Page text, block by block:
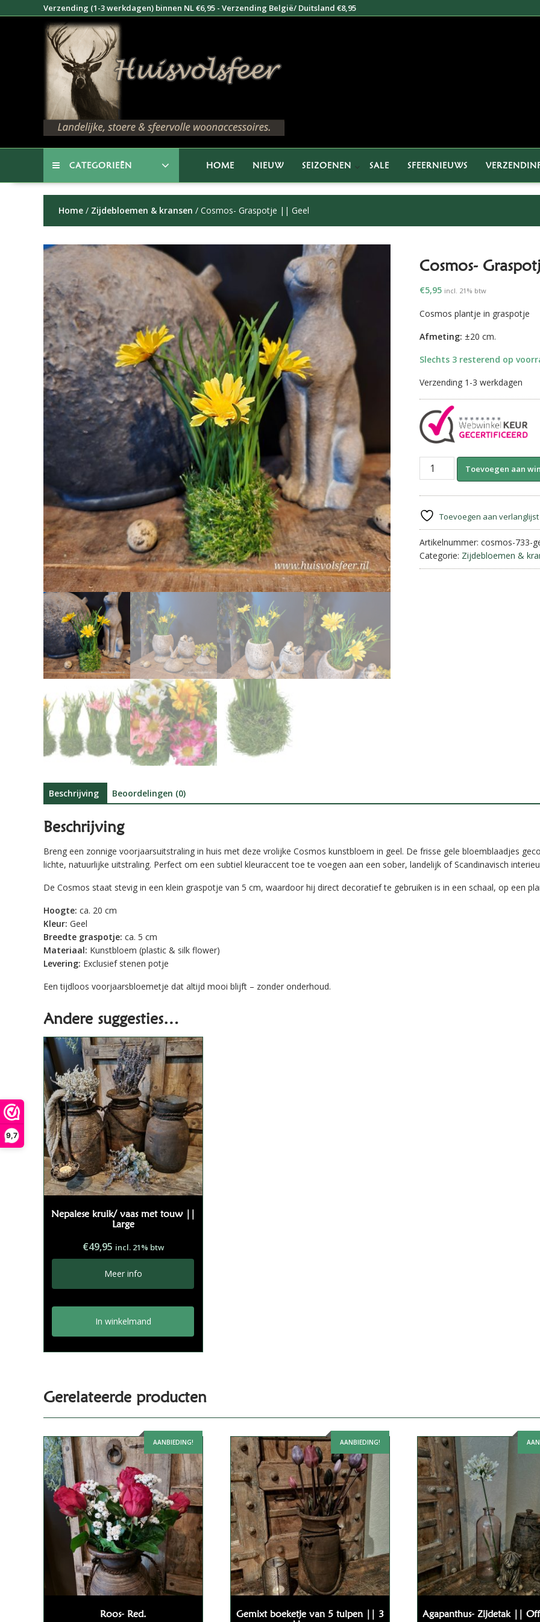
9,7
naar
Verzending (1-3 werkdagen) binnen NL €6,95 - Verzending België/ Duitsland €8,95
CATEGORIEËN HOME NIEUW SEIZOENEN SALE SFEERNIEUWS
Home / Zijdebloemen & kransen / Cosmos- Graspotje || Geel
Cosmos-
€5,95 incl. 21% btw
Cosmos plantje in graspotje
Afmeting: ±20 cm.
Slechts 3 resterend op
Verzending 1-3 werkdagen
Cosmos-
aantal
Toevoegen aan
Toevoegen aan verlanglijst
Artikelnummer: cosmos-733-
Categorie: Zijdebloemen &
Beschrijving Beoordelingen (0)
Beschrijving
Breng een zonnige voorjaarsuitstraling in huis met deze vrolijke Cosmos kunstbloem in geel. De frisse gele bloemblaadjes
lichte, natuurlijke uitstraling. Perfect om een subtiel kleuraccent toe te voegen aan een sober, landelijk of Scandinavisch
De Cosmos staat stevig in een klein graspotje van 5 cm, waardoor hij direct decoratief te gebruiken is in een schaal, op een
Hoogte: ca. 20 cm
Kleur: Geel
Breedte graspotje: ca. 5 cm
Materiaal: Kunstbloem (plastic & silk flower)
Levering: Exclusief stenen potje
Een tijdloos voorjaarsbloemetje dat altijd mooi blijft – zonder onderhoud.
Andere suggesties…
Nepalese kruik/ vaas met touw ||
Large
€49,95 incl. 21% btw
Meer info
In winkelmand
Gerelateerde producten
AANBIEDING!
Roos- Red.
AANBIEDING!
Gemixt boeketje van 5 tulpen || 3
Agapanthus- Zijdetak ||